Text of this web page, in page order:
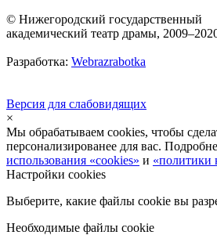
© Нижегородский государственный
академический театр драмы,
Разработка: Webrazrabotka
Версия для слабовидящих
×
Мы обрабатываем cookies, чтобы
персонализированее для вас.
использования «cookies» и «политики
Настройки cookies
Выберите, какие файлы cookie вы
Необходимые файлы cookie